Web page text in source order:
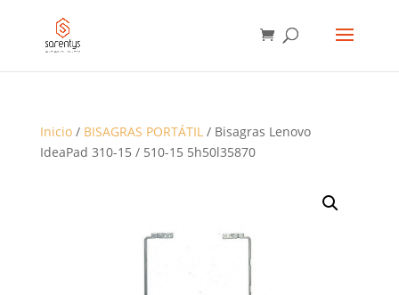
PRODUCTOS
Inicio/ BISAGRAS PORTÁTIL/ Bisagras Lenovo
IdeaPad 310-15 / 510-15 5h50l35870